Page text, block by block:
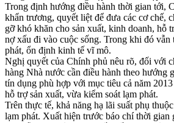
Trong định hướng điều hành thời gian tới,
khẩn trương, quyết liệt để đưa các cơ chế,
gỡ khó khăn cho sản xuất, kinh doanh, hỗ
nợ xấu đi vào cuộc sống. Trong khi đó vẫn
phát, ổn định kinh tế vĩ mô.
Nghị quyết của Chính phủ nêu rõ, đối với
hàng Nhà nước cần điều hành theo hướng
tín dụng phù hợp với mục tiêu cả năm
hỗ trợ sản xuất, vừa kiểm soát lạm phát.
Trên thực tế, khả năng hạ lãi suất phụ
lạm phát. Xuất hiện trước báo chí thời gian